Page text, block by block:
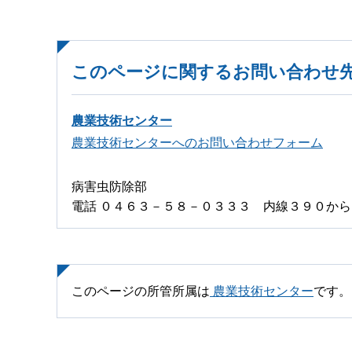
このページに関するお問い合わせ
農業技術センター
農業技術センターへのお問い合わせフォーム
病害虫防除部
電話 ０４６３－５８－０３３３ 内線３９０から
このページの所管所属は 農業技術センターです。